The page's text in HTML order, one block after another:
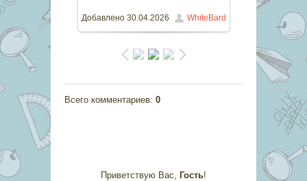
906.6Kb
Добавлено30.04.2026 WhiteBard
Всего комментариев: 0
Приветствую Вас Гость!